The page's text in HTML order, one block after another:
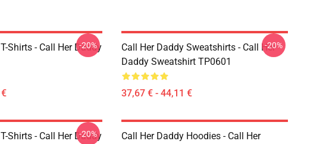
Shirts - Call Her Daddy
-20%
Call Her Daddy Sweatshirts - Call Her
Daddy Sweatshirt TP0601
37,67 € - 44,11 €
-20%
Shirts - Call Her Daddy
-20%
Call Her Daddy Hoodies - Call Her